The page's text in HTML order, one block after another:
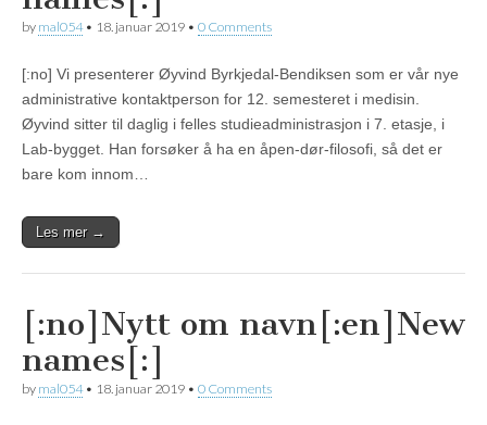
by mal054• 18. januar 2019 • 0 Comments
[:no] Vi presenterer Øyvind Byrkjedal-Bendiksen som er vår nye
administrative kontaktperson for 12. semesteret i medisin.
Øyvind sitter til daglig i felles studieadministrasjon i 7. etasje, i
Lab-bygget. Han forsøker å ha en åpen-dør-filosofi, så det er
bare kom innom…
Les mer →
[:no]Nytt om navn[:en]New
names[:]
by mal054• 18. januar 2019 • 0 Comments